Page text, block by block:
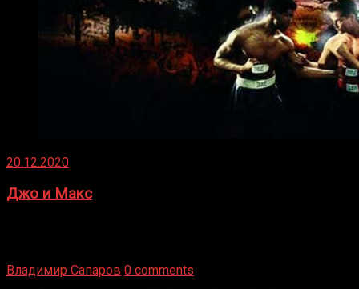
20.12.2020
Джо и Макс
Владимир Сапаров 0 comments